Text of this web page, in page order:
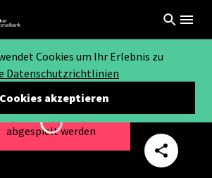
Cookies um Ihr Erlebnis zu
Datenschutzrichtlinien
Cookies akzeptieren
Dieses Video kann nicht
abgespielt werden
Loading...